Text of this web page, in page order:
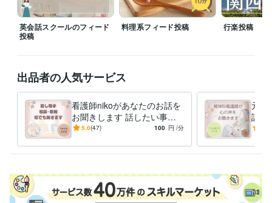
୨୧┈┈┈┈┈┈┈┈┈୨୧┈┈┈┈┈┈┈┈┈୨୧
▶︎SNSデザイン
＊稼働時間
平日：２時間／土日：６時間　20時間／週
୨୧┈┈┈┈┈┈┈┈┈୨୧┈┈┈┈┈┈┈┈┈୨୧
経験職種
デザイナー / その他デザイナー
ライフスタイル・その他 / カウンセラー・コーチ 経験年数 : 3年
ライフスタイル・その他 / 保育士・ベビーシッター 経験年数 : 8年
英会話スクールのフィード
投稿
料理系フィード投稿 行楽投稿
出品者の人気サービス
看護師nikoがあなたのお話を
お聞きします 話したい事を
気軽に話せる電話です｡:+
5.0(47) 100 円 /分
元精
話を
ース